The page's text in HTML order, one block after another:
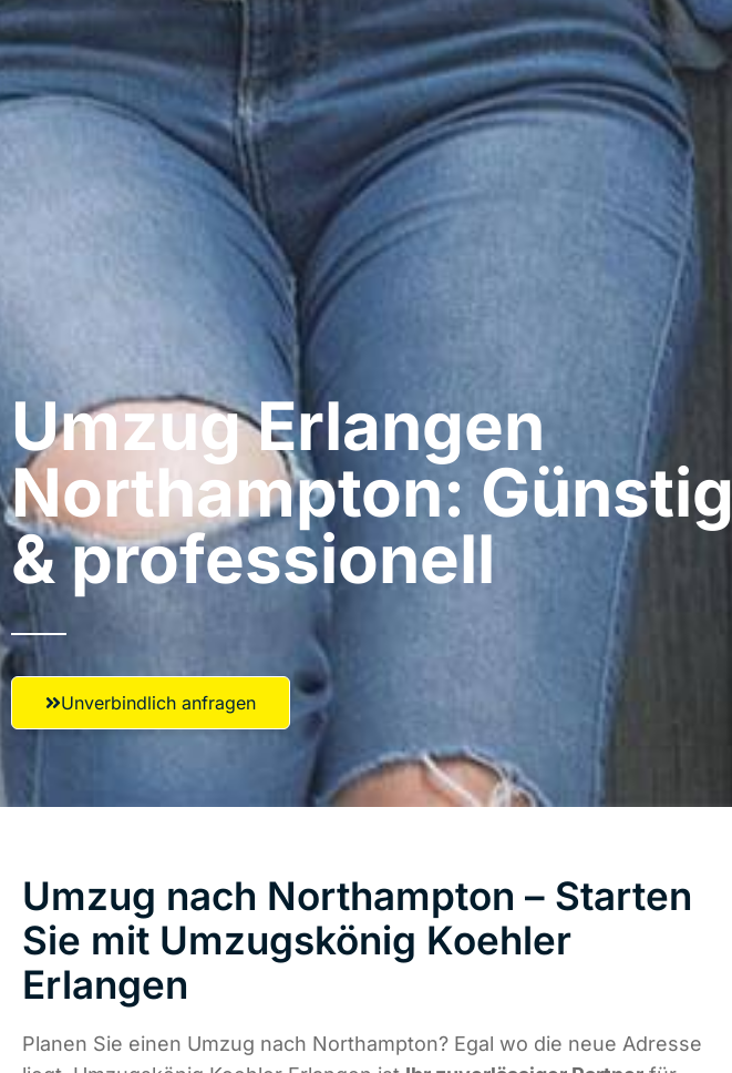
Umzug Erlangen​
Northampton: Günstig
& professionell​
Unverbindlich anfragen
Umzug nach Northampton – Starten
Sie mit Umzugskönig Koehler
Erlangen
Planen Sie einen Umzug nach Northampton? Egal wo die neue Adresse